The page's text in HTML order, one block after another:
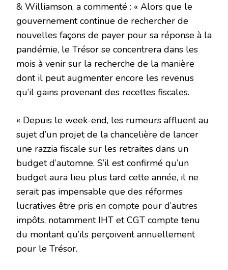
& Williamson, a commenté : « Alors que le
gouvernement continue de rechercher de
nouvelles façons de payer pour sa réponse à la
pandémie, le Trésor se concentrera dans les
mois à venir sur la recherche de la manière
dont il peut augmenter encore les revenus
qu’il gains provenant des recettes fiscales.
« Depuis le week-end, les rumeurs affluent au
sujet d’un projet de la chancelière de lancer
une razzia fiscale sur les retraites dans un
budget d’automne. S’il est confirmé qu’un
budget aura lieu plus tard cette année, il ne
serait pas impensable que des réformes
lucratives être pris en compte pour d’autres
impôts, notamment IHT et CGT compte tenu
du montant qu’ils perçoivent annuellement
pour le Trésor.